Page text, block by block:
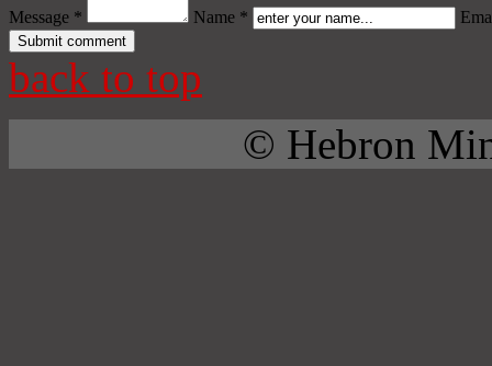
Message * Name *
back to top
© Hebron